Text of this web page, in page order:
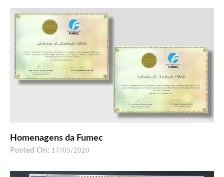
Homenagens da Fumec
Posted On: 17/05/2020